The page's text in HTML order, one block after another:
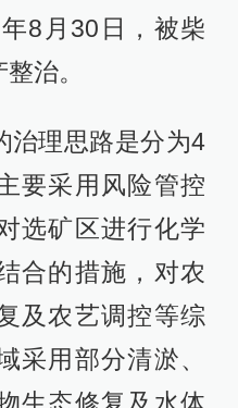
8月30日，被柴
治。
治理思路是分为4
要采用风险管控
选矿区进行化学
合的措施，对农
及农艺调控等综
采用部分清淤、